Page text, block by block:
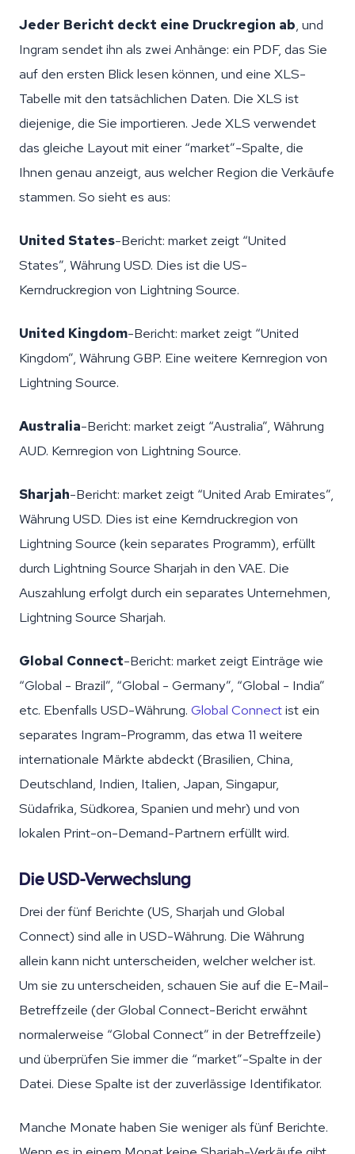
Jeder Bericht deckt eine Druckregion ab, und
Ingram sendet ihn als zwei Anhänge: ein PDF, das Sie
auf den ersten Blick lesen können, und eine XLS-
Tabelle mit den tatsächlichen Daten. Die XLS ist
diejenige, die Sie importieren. Jede XLS verwendet
das gleiche Layout mit einer “market”-Spalte, die
Ihnen genau anzeigt, aus welcher Region die Verkäufe
stammen. So sieht es aus:
United States-Bericht: market zeigt “United
States”, Währung USD. Dies ist die US-
Kerndruckregion von Lightning Source.
United Kingdom-Bericht: market zeigt “United
Kingdom”, Währung GBP. Eine weitere Kernregion von
Lightning Source.
Australia-Bericht: market zeigt “Australia”, Währung
AUD. Kernregion von Lightning Source.
Sharjah-Bericht: market zeigt “United Arab Emirates”,
Währung USD. Dies ist eine Kerndruckregion von
Lightning Source (kein separates Programm), erfüllt
durch Lightning Source Sharjah in den VAE. Die
Auszahlung erfolgt durch ein separates Unternehmen,
Lightning Source Sharjah.
Global Connect-Bericht: market zeigt Einträge wie
“Global - Brazil”, “Global - Germany”, “Global - India”
etc. Ebenfalls USD-Währung. Global Connectist ein
separates Ingram-Programm, das etwa 11 weitere
internationale Märkte abdeckt (Brasilien, China,
Deutschland, Indien, Italien, Japan, Singapur,
Südafrika, Südkorea, Spanien und mehr) und von
lokalen Print-on-Demand-Partnern erfüllt wird.
Die USD-Verwechslung
Drei der fünf Berichte (US, Sharjah und Global
Connect) sind alle in USD-Währung. Die Währung
allein kann nicht unterscheiden, welcher welcher ist.
Um sie zu unterscheiden, schauen Sie auf die E-Mail-
Betreffzeile (der Global Connect-Bericht erwähnt
normalerweise “Global Connect” in der Betreffzeile)
und überprüfen Sie immer die “market”-Spalte in der
Datei. Diese Spalte ist der zuverlässige Identifikator.
Manche Monate haben Sie weniger als fünf Berichte.